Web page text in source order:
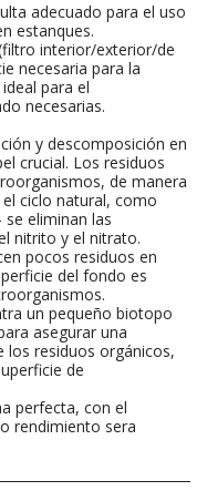
adecuado para el uso
estanques.
interior/exterior/de
necesaria para la
para el
necesarias.
y descomposición en
crucial. Los residuos
de manera
ciclo natural, como
eliminan las
nitrito y el nitrato.
pocos residuos en
del fondo es
un pequeño biotopo
asegurar una
los residuos orgánicos,
de
perfecta, con el
rendimiento sera